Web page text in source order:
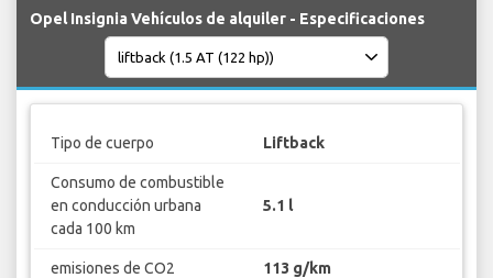
Opel Insignia Vehículos de alquiler - Especificaciones
Tipo de cuerpo Liftback
Consumo de combustible
en conducción urbana
cada 100 km
5.1 l
emisiones de CO2 113 g/km